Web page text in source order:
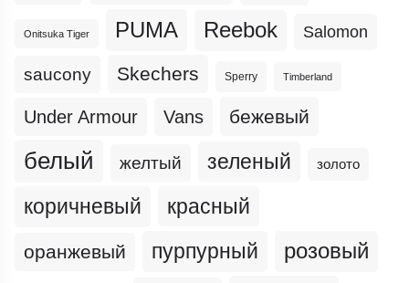
Onitsuka Tiger PUMA Reebok Salomon
saucony Skechers Sperry Timberland
Under Armour Vans бежевый
белый желтый зеленый золото
коричневый красный
оранжевый пурпурный розовый